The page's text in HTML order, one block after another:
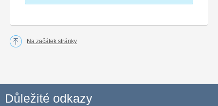
Na začátek stránky
Důležité odkazy